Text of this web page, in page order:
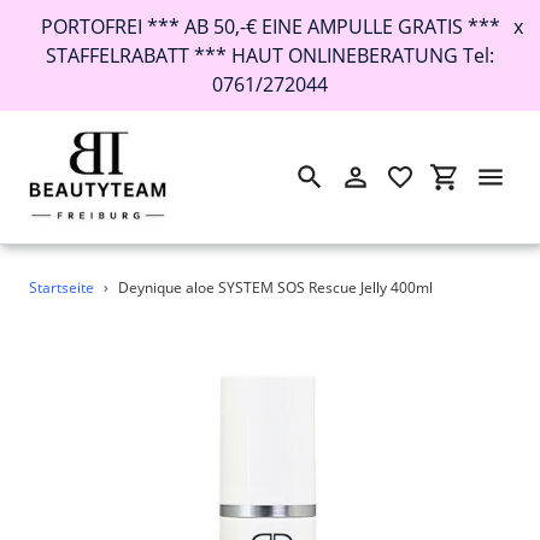
Direkt
PORTOFREI *** AB 50,-€ EINE AMPULLE GRATIS ***
STAFFELRABATT *** HAUT ONLINEBERATUNG Tel:
0761/272044
x
SuchenEinloggen
Startseite › Deynique aloe SYSTEM SOS Rescue Jelly 400ml